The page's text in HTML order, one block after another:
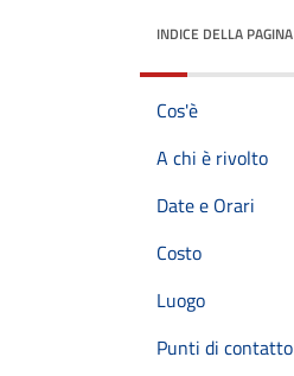
INDICE DELLA PAGINA
Cos'è
A chi è rivolto
Date e Orari
Costo
Luogo
Punti di contatto